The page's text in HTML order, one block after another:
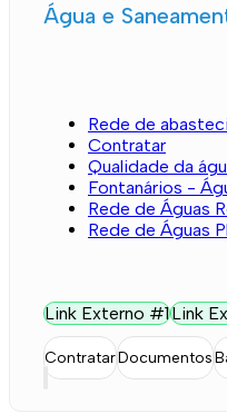
Água e
Rede de
Contratar
Qualidade da
Fontanários -
Rede de Águas
Rede de Águas
Link Externo #1Link
ContratarDocumentos